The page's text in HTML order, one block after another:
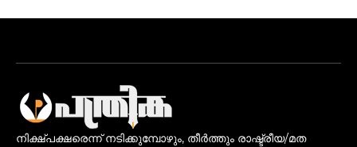
നിക്ഷ്പക്ഷരെന്ന് നടിക്കുമ്പോഴും, തീർത്തും രാഷ്ട്രീയ/മത